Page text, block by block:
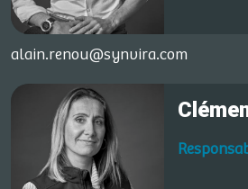
alain.renou@synvira.com